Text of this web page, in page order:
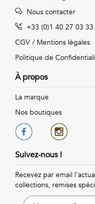
Nous contacter
+33 (0)1 40 27 03 33
CGV / Mentions légales
Politique de
À propos
La marque
Nos boutiques
Suivez-nous !
Recevez par email
collections, remises